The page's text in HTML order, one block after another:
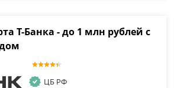
Т-Банка - до 1 млн рублей с
ЦБ РФ